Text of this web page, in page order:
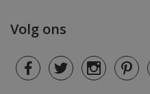
Volg ons